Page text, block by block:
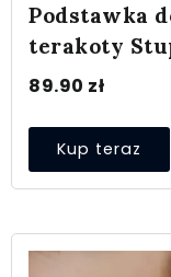
Podstawka
terakoty
89.90 zł
Kup teraz